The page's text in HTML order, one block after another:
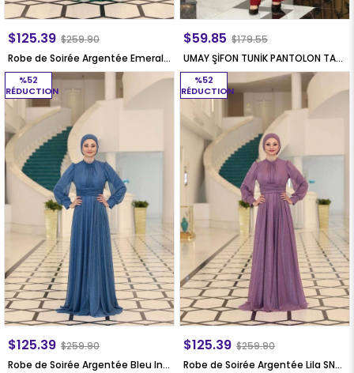
Robe de Soirée Argentée Emerald SN76
$125.39 $259.90
UMAY ŞİFON TUNİK PANTOLON TAKIM
$59.85 $179.55
Robe de Soirée Argentée Bleu Indigo SN76
$125.39 $259.90
%52
RÉDUCTION
Robe de Soirée Argentée Lila SN76
$125.39 $259.90
%52
RÉDUCTION